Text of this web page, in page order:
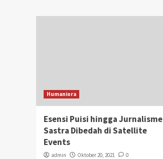
Humaniora
Esensi Puisi hingga Jurnalisme
Sastra Dibedah di Satellite
Events
admin Oktober 20, 2021 0